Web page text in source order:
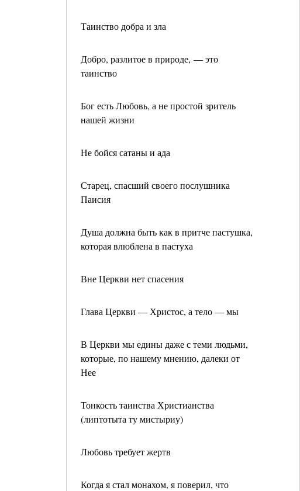
Таинство добра и зла
Добро, разлитое в природе, — это
таинство
Бог есть Любовь, а не простой зритель
нашей жизни
Не бойся сатаны и ада
Старец, спасший своего послушника
Паисия
Душа должна быть как в притче пастушка,
которая влюблена в пастуха
Вне Церкви нет спасения
Глава Церкви — Христос, а тело — мы
В Церкви мы едины даже с теми людьми,
которые, по нашему мнению, далеки от
Нее
Тонкость таинства Христианства
(липтотыта ту мистыриу)
Любовь требует жертв
Когда я стал монахом, я поверил, что